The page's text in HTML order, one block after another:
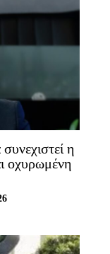
η
οχυρωμένη